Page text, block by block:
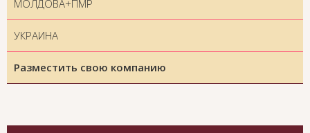
МОЛДОВА+ПМР
УКРАИНА
Разместить свою компанию